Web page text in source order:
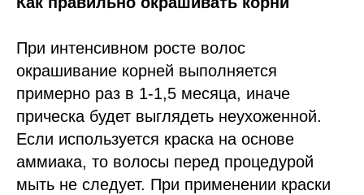
При интенсивном росте волос
окрашивание корней выполняется
примерно раз в 1-1,5 месяца, иначе
прическа будет выглядеть неухоженной.
Если используется краска на основе
аммиака, то волосы перед процедурой
мыть не следует. При применении краски